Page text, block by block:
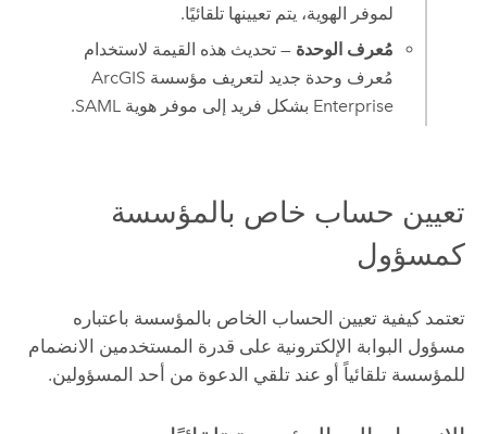
لموفر الهوية، يتم تعيينها تلقائيًا.
مُعرف الوحدة — تحديث هذه القيمة لاستخدام
مُعرف وحدة جديد لتعريف مؤسسة ArcGIS
Enterprise بشكل فريد إلى موفر هوية SAML.
تعيين حساب خاص بالمؤسسة
كمسؤول
تعتمد كيفية تعيين الحساب الخاص بالمؤسسة باعتباره
مسؤول البوابة الإلكترونية على قدرة المستخدمين الانضمام
للمؤسسة تلقائياً أو عند تلقي الدعوة من أحد المسؤولين.